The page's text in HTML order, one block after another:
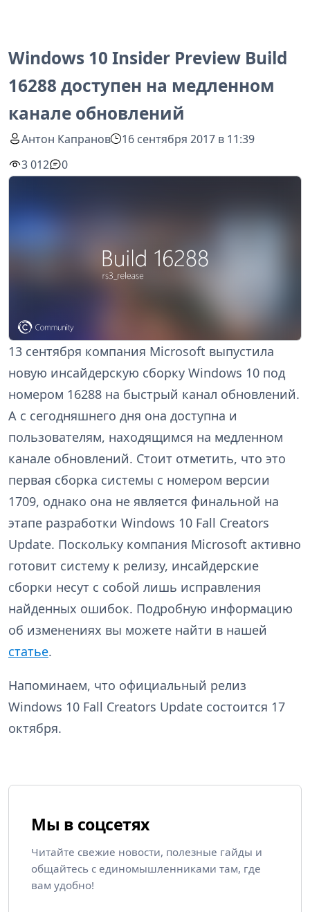
Windows 10 Insider Preview Build
16288 доступен на медленном
канале обновлений
Антон Капранов
16 сентября 2017 в 11:39
3 012
0
13 сентября компания Microsoft выпустила
новую инсайдерскую сборку Windows 10 под
номером 16288 на быстрый канал обновлений.
А с сегодняшнего дня она доступна и
пользователям, находящимся на медленном
канале обновлений. Стоит отметить, что это
первая сборка системы с номером версии
1709, однако она не является финальной на
этапе разработки Windows 10 Fall Creators
Update. Поскольку компания Microsoft активно
готовит систему к релизу, инсайдерские
сборки несут с собой лишь исправления
найденных ошибок. Подробную информацию
об изменениях вы можете найти в нашей
статье.
Напоминаем, что официальный релиз
Windows 10 Fall Creators Update состоится 17
октября.
Мы в соцсетях
Читайте свежие новости, полезные гайды и
общайтесь с единомышленниками там, где
вам удобно!